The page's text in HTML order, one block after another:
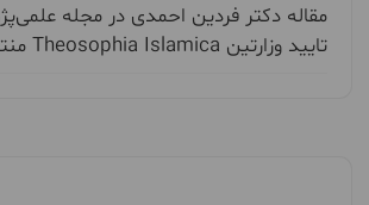
مقاله دکتر فردین احمدی در مجله
تایید وزارتین Theosophia Islamica منتشر شد